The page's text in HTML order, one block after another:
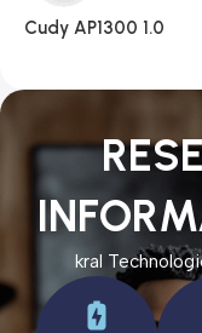
Cudy AP1300 1.0
kral